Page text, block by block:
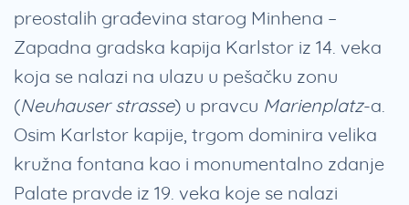
preostalih građevina starog Minhena –
Zapadna gradska kapija Karlstor iz 14. veka
koja se nalazi na ulazu u pešačku zonu
(Neuhauser strasse) u pravcu Marienplatz-a.
Osim Karlstor kapije, trgom dominira velika
kružna fontana kao i monumentalno zdanje
Palate pravde iz 19. veka koje se nalazi